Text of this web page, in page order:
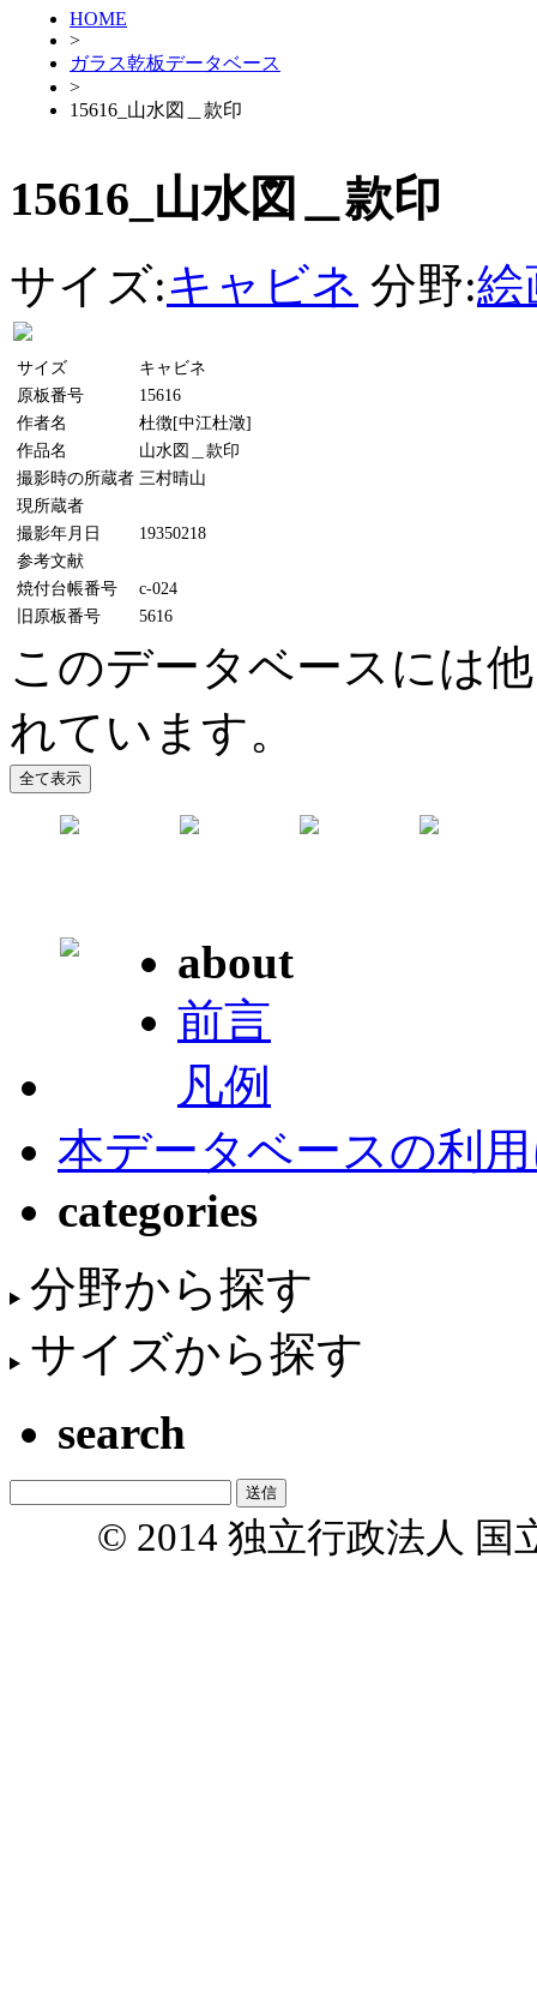
HOME
>
ガラス乾板データベース
>
15616_山水図＿款印
15616_山水図＿款印
サイズ:キャビネ 分野:絵
サイズ
キャビネ
原板番号
15616
作者名
杜徴[中江杜澂]
作品名
山水図＿款印
撮影時の所蔵者 三村晴山
現所蔵者
撮影年月日
19350218
参考文献
焼付台帳番号
c-024
旧原板番号
5616
このデータベースには
れています。
about
前言
凡例
本データベースの利
categories
分野から探す
サイズから探す
search
© 2014 独立行政法人 国